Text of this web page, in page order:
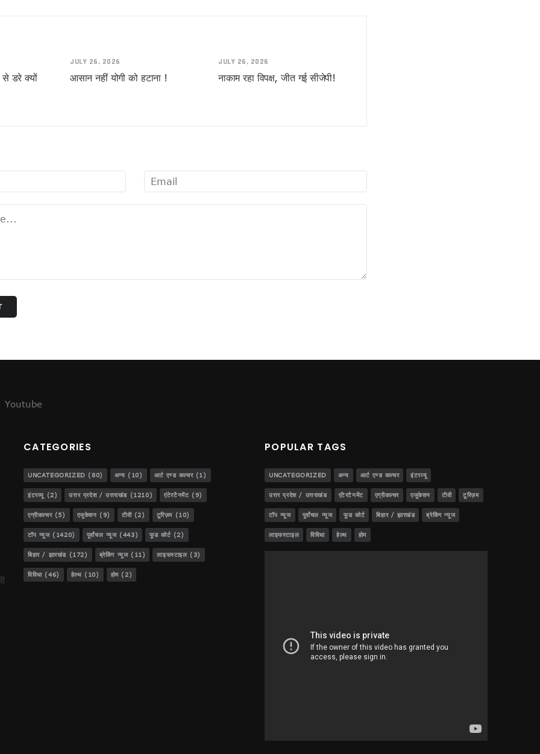
बनना!
डरे क्यों
JULY 26, 2026
आसान नहीं योगी को हटाना !
JULY 26, 2026
नाकाम रहा विपक्ष, जीत गई सीजेपी!
Youtube
CATEGORIES
UNCATEGORIZED (80) अन्य (10) आर्ट एण्ड कल्चर(1)
इंटरव्यू (2) उत्तर प्रदेश / उत्तराखंड (1210) एंटेरटैनमेंट (9)
एग्रीकल्चर(5) एजूकेशन (9) टीवी(2) टूरिज़म (10)
टॉप न्यूज(1420) पूर्वांचल न्यूज(443) फूड कोर्ट (2)
बिहार / झारखंड (172) ब्रेकिंग न्यूज(11) लाइफस्टाइल (3)
विविधा(46) हेल्थ (10) होम(2)
POPULAR TAGS
UNCATEGORIZED अन्य आर्ट एण्ड कल्चर इंटरव्यू
उत्तर प्रदेश / उत्तराखंड एंटेरटैनमेंट एग्रीकल्चर एजूकेशन टीवी टूरिज़म
टॉप न्यूज पूर्वांचल न्यूज फूड कोर्ट बिहार / झारखंड ब्रेकिंग न्यूज
लाइफस्टाइल विविधा हेल्थ होम